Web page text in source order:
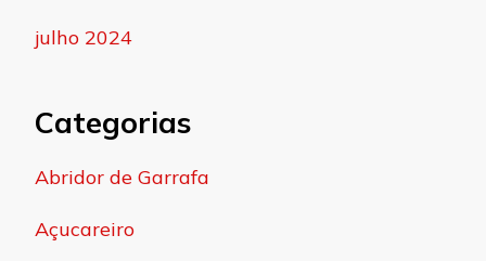
julho 2024
Categorias
Abridor de Garrafa
Açucareiro